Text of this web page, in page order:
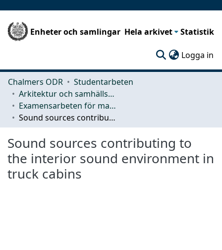
Enheter och samlingar Hela arkivet Statistik
Logga in
Chalmers ODR
Studentarbeten
Arkitektur och samhällsbyggnadsteknik (ACE)
Examensarbeten för masterexamen
Sound sources contributing to the interior sound environment in truck cabins
Sound sources contributing to
the interior sound environment in
truck cabins